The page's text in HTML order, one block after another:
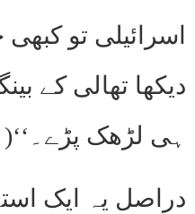
اسرائیلی تو
دیکھا تھالی کے
ہی لڑھک پڑے۔‘‘(
دراصل یہ ایک